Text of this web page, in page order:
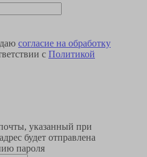
согласие на обработку
с Политикой
указанный при
будет отправлена
пароля